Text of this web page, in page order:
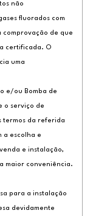
não
fluorados com
comprovação de que
certificada. O
uma
e/ou Bomba de
o serviço de
termos da referida
a escolha e
e instalação,
maior conveniência.
para a instalação
devidamente